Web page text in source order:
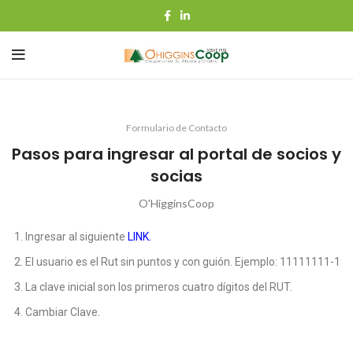
Formulario de Contacto
Pasos para ingresar al portal de socios y
socias
O'HigginsCoop
Ingresar al siguiente LINK.
El usuario es el Rut sin puntos y con guión. Ejemplo: 11111111-1
La clave inicial son los primeros cuatro dígitos del RUT.
Cambiar Clave.